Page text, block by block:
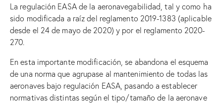
La regulación EASA de la aeronavegabilidad, tal y como ha
sido modificada a raíz del reglamento 2019-1383 (aplicable
desde el 24 de mayo de 2020) y por el reglamento 2020-
270.
En esta importante modificación, se abandona el esquema
de una norma que agrupase al mantenimiento de todas las
aeronaves bajo regulación EASA, pasando a establecer
normativas distintas según el tipo/tamaño de la aeronave